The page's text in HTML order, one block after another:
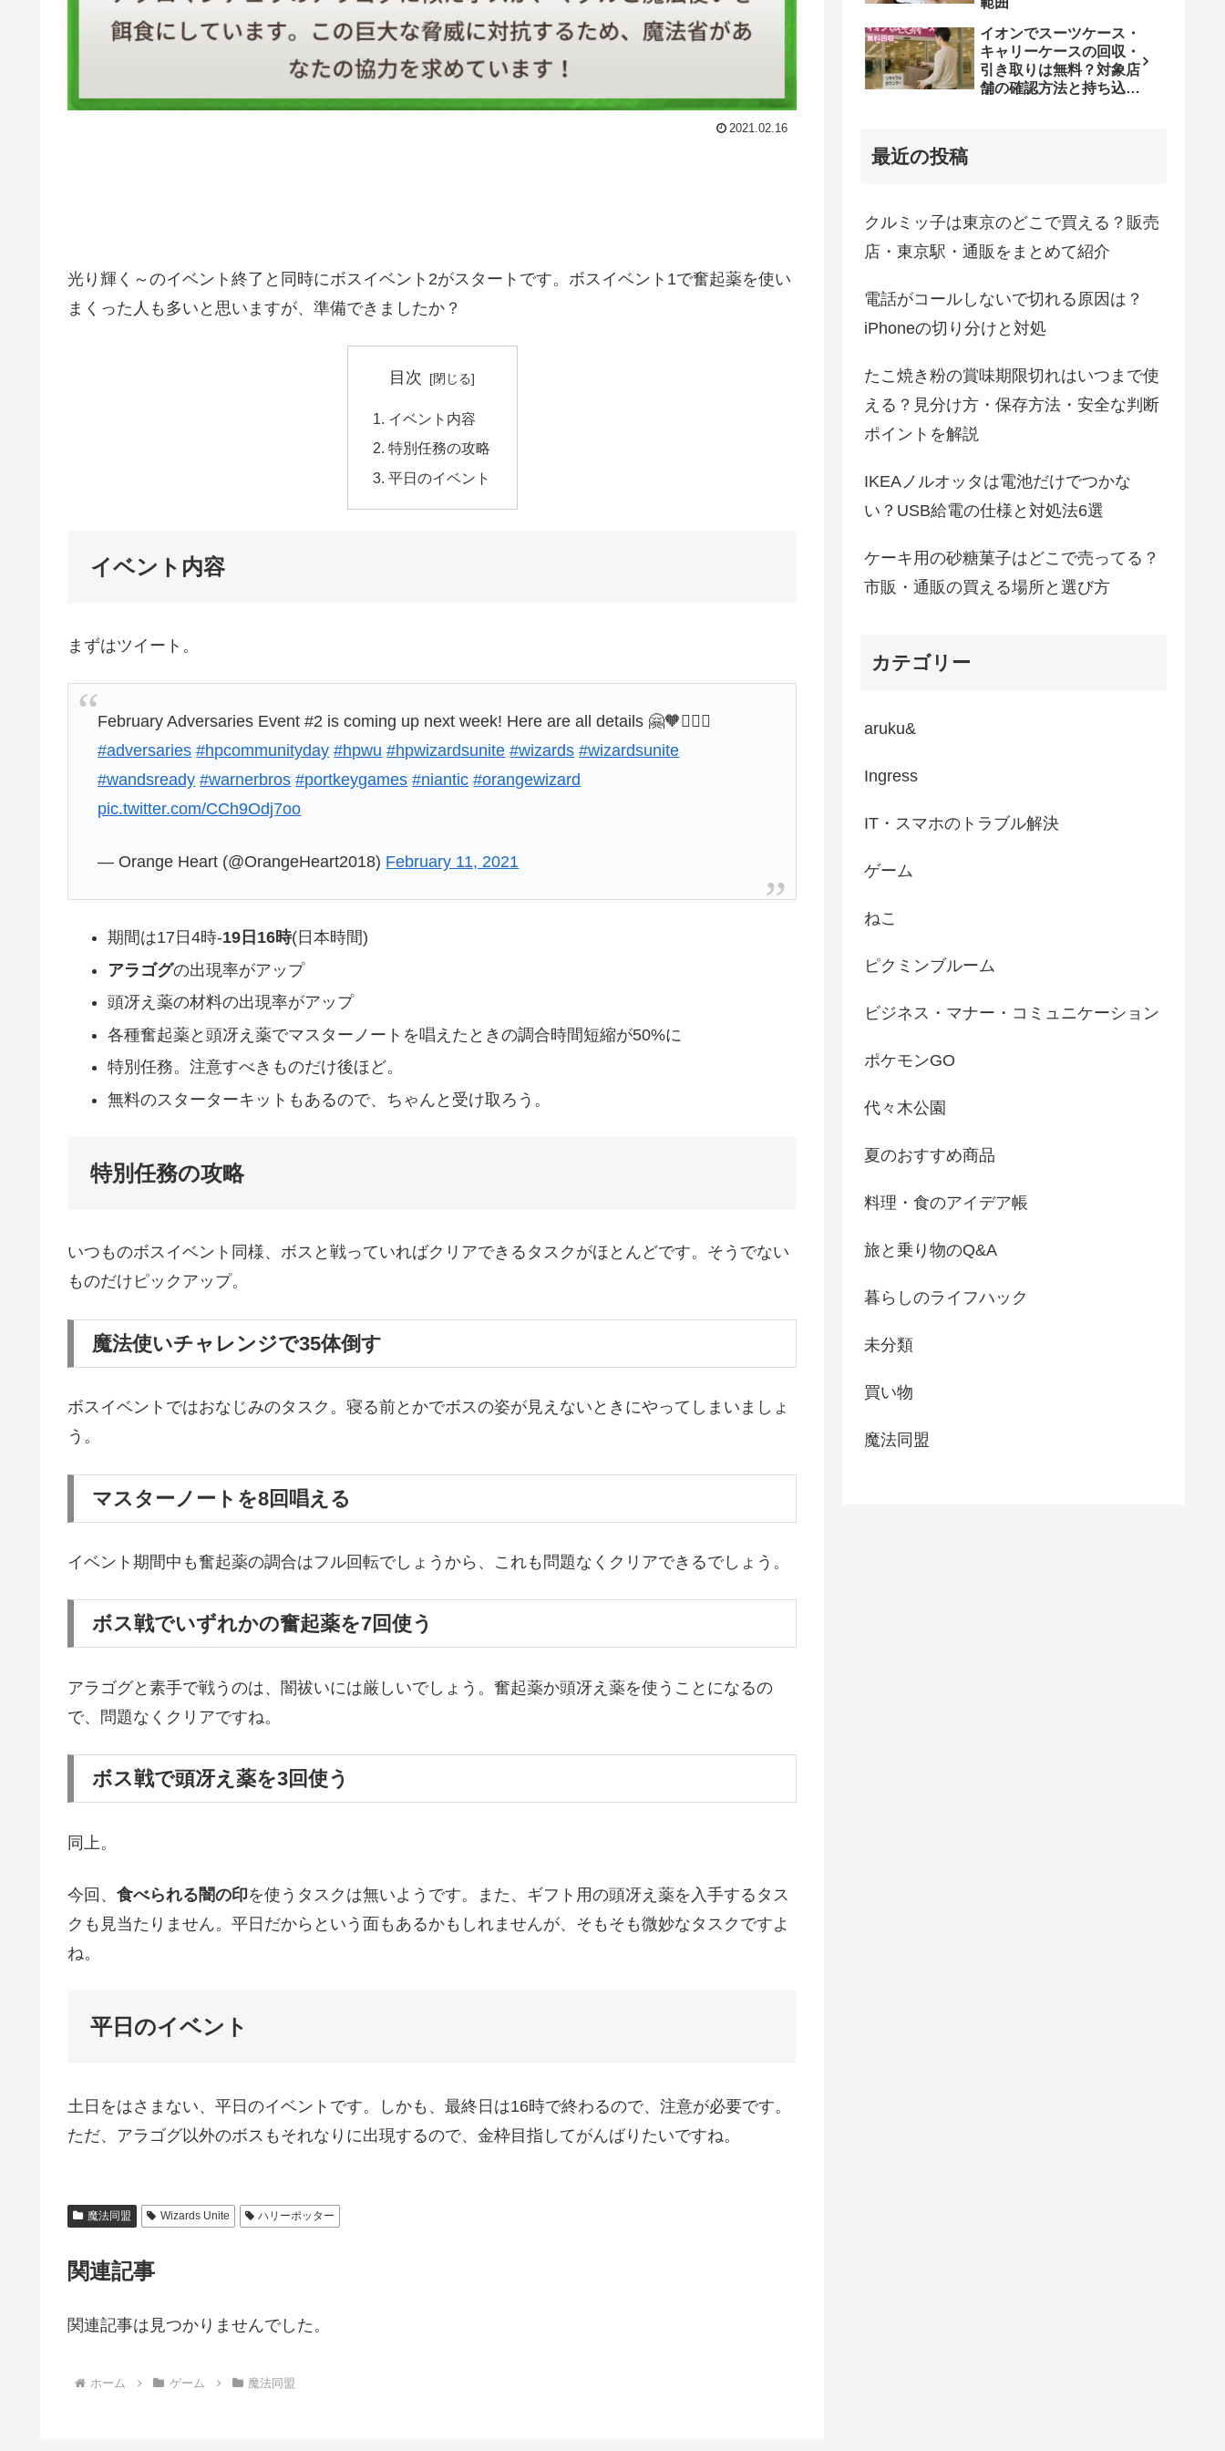
2021.02.16
光り輝く～のイベント終了と同時にボスイベント2がスタートです。ボスイベント1で奮起薬を使い
まくった人も多いと思いますが、準備できましたか？
目次
イベント内容
特別任務の攻略
平日のイベント
イベント内容
まずはツイート。
February Adversaries Event #2 is coming up next week! Here are all details 🤗🧡🧙🏼‍♂️
#adversaries #hpcommunityday #hpwu #hpwizardsunite #wizards #wizardsunite
#wandsready #warnerbros #portkeygames #niantic #orangewizard
pic.twitter.com/CCh9Odj7oo
— Orange Heart (@OrangeHeart2018) February 11, 2021
期間は17日4時-19日16時(日本時間)
アラゴグの出現率がアップ
頭冴え薬の材料の出現率がアップ
各種奮起薬と頭冴え薬でマスターノートを唱えたときの調合時間短縮が50%に
特別任務。注意すべきものだけ後ほど。
無料のスターターキットもあるので、ちゃんと受け取ろう。
特別任務の攻略
いつものボスイベント同様、ボスと戦っていればクリアできるタスクがほとんどです。そうでない
ものだけピックアップ。
魔法使いチャレンジで35体倒す
ボスイベントではおなじみのタスク。寝る前とかでボスの姿が見えないときにやってしまいましょ
う。
マスターノートを8回唱える
イベント期間中も奮起薬の調合はフル回転でしょうから、これも問題なくクリアできるでしょう。
ボス戦でいずれかの奮起薬を7回使う
アラゴグと素手で戦うのは、闇祓いには厳しいでしょう。奮起薬か頭冴え薬を使うことになるの
で、問題なくクリアですね。
ボス戦で頭冴え薬を3回使う
同上。
今回、 食べられる闇の印を使うタスクは無いようです。また、ギフト用の頭冴え薬を入手するタス
クも見当たりません。平日だからという面もあるかもしれませんが、そもそも微妙なタスクですよ
ね。
平日のイベント
土日をはさまない、平日のイベントです。しかも、最終日は16時で終わるので、注意が必要です。
ただ、アラゴグ以外のボスもそれなりに出現するので、金枠目指してがんばりたいですね。
魔法同盟 Wizards Unite ハリーポッター
関連記事
関連記事は見つかりませんでした。
ホーム ゲーム 魔法同盟
イオンでスーツケース・
キャリーケースの回収・
引き取りは無料？対象店
舗の確認方法と持ち込み
最近の投稿
クルミッ子は東京のどこで買える？販売
店・東京駅・通販をまとめて紹介
電話がコールしないで切れる原因は？
iPhoneの切り分けと対処
たこ焼き粉の賞味期限切れはいつまで使
える？見分け方・保存方法・安全な判断
ポイントを解説
IKEAノルオッタは電池だけでつかな
い？USB給電の仕様と対処法6選
ケーキ用の砂糖菓子はどこで売ってる？
市販・通販の買える場所と選び方
カテゴリー
aruku&
Ingress
IT・スマホのトラブル解決
ゲーム
ねこ
ピクミンブルーム
ビジネス・マナー・コミュニケーション
ポケモンGO
代々木公園
夏のおすすめ商品
料理・食のアイデア帳
旅と乗り物のQ&A
暮らしのライフハック
未分類
買い物
魔法同盟